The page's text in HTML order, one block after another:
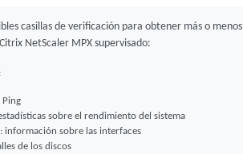
casillas de verificación para obtener más o
NetScaler MPX supervisado:
:
Ping
sobre el rendimiento del sistema
: información sobre las interfaces
de los discos